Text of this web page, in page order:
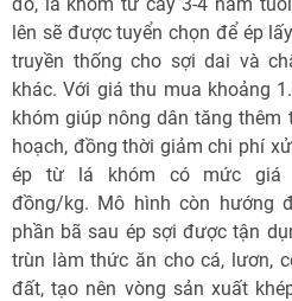
lên sẽ được tuyển chọn để ép
truyền thống cho sợi dai và
khác. Với giá thu mua khoảng
khóm giúp nông dân tăng thêm
hoạch, đồng thời giảm chi phí
ép từ lá khóm có mức giá
đồng/kg. Mô hình còn hướng
phần bã sau ép sợi được tận
trùn làm thức ăn cho cá, lươn,
đất, tạo nên vòng sản xuất